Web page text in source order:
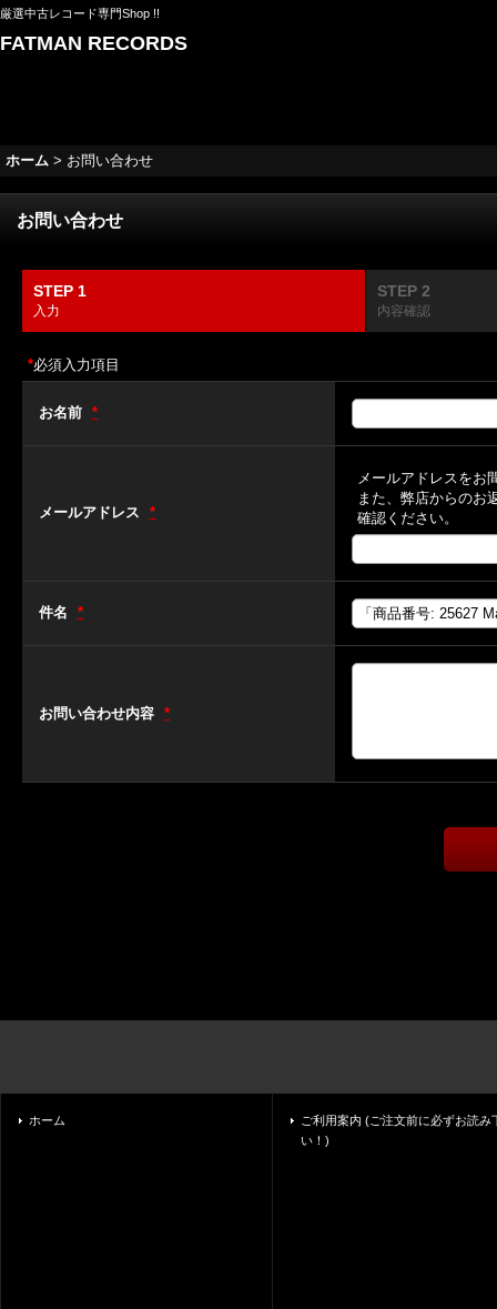
厳選中古レコード専門Shop !!
FATMAN RECORDS
ホーム > お問い合わせ
お問い合わせ
STEP 1
入力
STEP 2
内容確認
*必須入力項目
お名前 *
メールアドレス *
メールアドレスをお
また、弊店からのお
確認ください。
件名 *
お問い合わせ内容 *
ホーム
ご利用案内 (ご注文前に必ずお読み
い！)